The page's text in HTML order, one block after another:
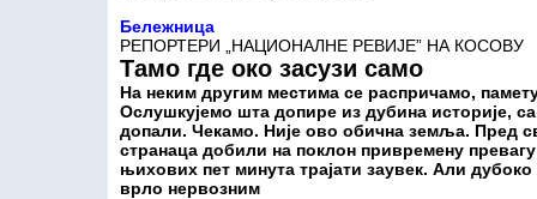
Бележница
РЕПОРТЕРИ „НАЦИОНАЛНЕ РЕВИЈЕ” НА КОСОВУ
Тамо где око засузи само
На неким другим местима се распричамо,
Ослушкујемо шта допире из дубина историје,
допали. Чекамо. Није ово обична земља. Пред
странаца добили на поклон привремену
њихових пет минута трајати заувек. Али
врло нервозним